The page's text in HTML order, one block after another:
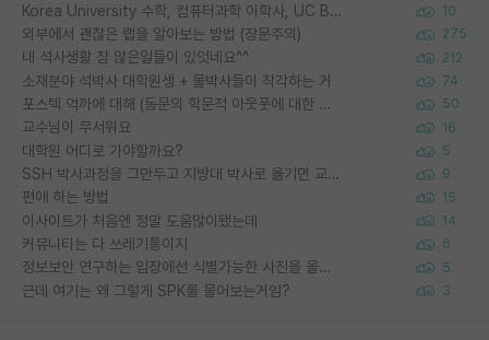
Korea University 수학, 컴퓨터과학 이학사, UC Berkeley 산업공학 대학원 공학박사가 되는 것은 쉽지 않겠죠? 10
외부에서 괜찮은 랩을 알아보는 방법 (장문주의) 275
내 석사생활 참 많은일들이 있엇네요^^ 212
소재분야 석박사 대학원생 + 물박사들이 착각하는 거 74
포스텍 억까에 대해 (동문의 학문적 아웃풋에 대한 반박) 50
교수님이 무서워요 16
대학원 어디로 가야할까요? 5
SSH 박사과정을 그만두고 지방대 박사로 옮기면 교수의 꿈은 끝일까요? 9
편애 하는 방법 15
이사이트가 처음엔 정말 도움많이됐는데 14
커뮤니티는 다 쓰레기통이지 6
정보보안 연구하는 입장에선 식별가능한 사진을 올리는건 비추이긴함 5
근데 여기는 왜 그렇게 SPK를 물어보는거임? 3